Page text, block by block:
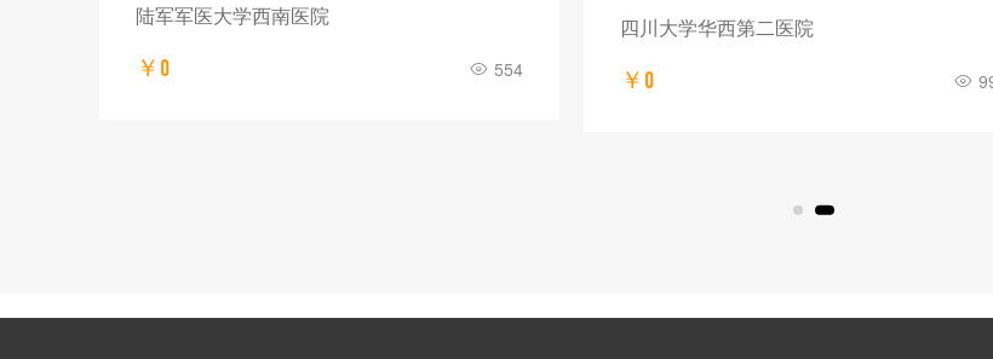
陆军军医大学西南医院
￥0 554
四川大学华西第二医院
￥0